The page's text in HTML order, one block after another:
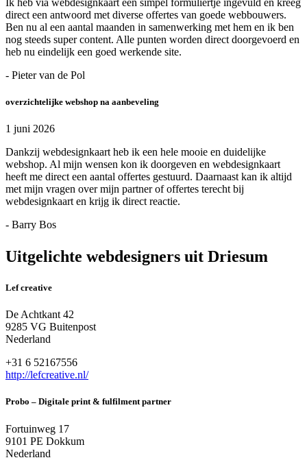
direct een antwoord met diverse offertes van goede webbouwers.
Ben nu al een aantal maanden in samenwerking met hem en ik ben
nog steeds super content. Alle punten worden direct doorgevoerd en
heb nu eindelijk een goed werkende site.
- Pieter van de Pol
overzichtelijke webshop na aanbeveling
1 juni 2026
Dankzij webdesignkaart heb ik een hele mooie en duidelijke
webshop. Al mijn wensen kon ik doorgeven en webdesignkaart
heeft me direct een aantal offertes gestuurd. Daarnaast kan ik altijd
met mijn vragen over mijn partner of offertes terecht bij
webdesignkaart en krijg ik direct reactie.
- Barry Bos
Uitgelichte webdesigners uit Driesum
Lef creative
De Achtkant 42
9285 VG Buitenpost
Nederland
+31 6 52167556
http://lefcreative.nl/
Probo – Digitale print & fulfilment partner
Fortuinweg 17
9101 PE Dokkum
Nederland